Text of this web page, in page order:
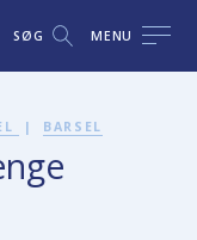
SØG MENU
| BARSEL